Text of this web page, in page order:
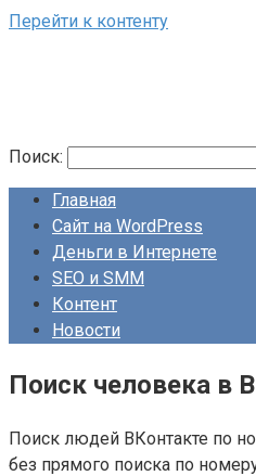
Перейти к контенту
Поиск:
Главная
Сайт на WordPress
Деньги в Интернете
SEO и SMM
Контент
Новости
Поиск человека в
Поиск людей ВКонтакте по
без прямого поиска по